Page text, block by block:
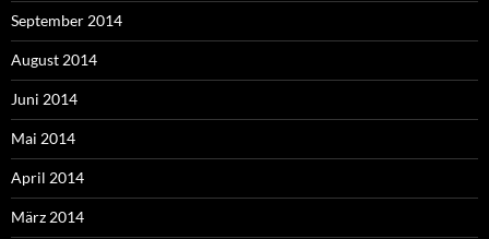
September 2014
August 2014
Juni 2014
Mai 2014
April 2014
März 2014